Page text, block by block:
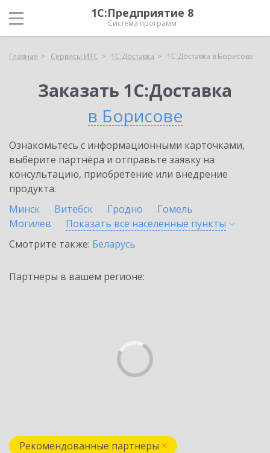
1С:Предприятие 8
Система программ
Главная Сервисы ИТС 1С:Доставка 1С:Доставка в Борисове
Заказать 1С:Доставка
в Борисове
Ознакомьтесь с информационными карточками,
выберите партнёра и отправьте заявку на
консультацию, приобретение или внедрение
продукта.
Минск
Витебск Гродно
Гомель
Могилев
Показать все населенные пункты
Смотрите также: Беларусь
Партнеры в вашем регионе:
Рекомендованные партнеры